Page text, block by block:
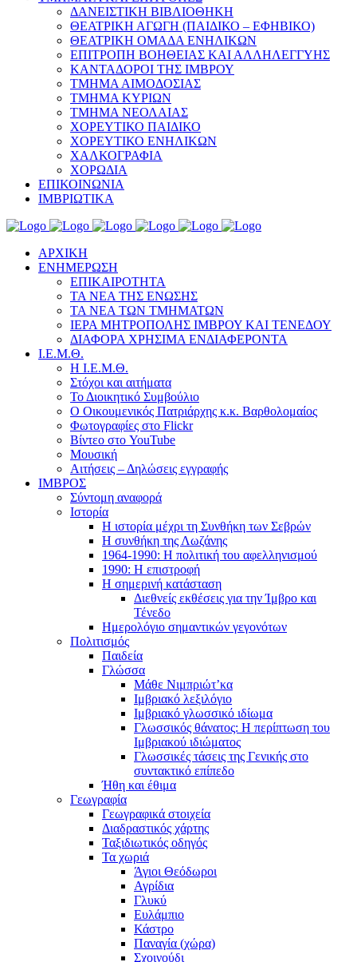
ΔΑΝΕΙΣΤΙΚΗ ΒΙΒΛΙΟΘΗΚΗ
ΘΕΑΤΡΙΚΗ ΑΓΩΓΗ (ΠΑΙΔΙΚΟ – ΕΦΗΒΙΚΟ)
ΘΕΑΤΡΙΚΗ ΟΜΑΔΑ ΕΝΗΛΙΚΩΝ
ΕΠΙΤΡΟΠΗ ΒΟΗΘΕΙΑΣ ΚΑΙ ΑΛΛΗΛΕΓΓΥΗΣ
ΚΑΝΤΑΔΟΡΟΙ ΤΗΣ ΙΜΒΡΟΥ
ΤΜΗΜΑ ΑΙΜΟΔΟΣΙΑΣ
ΤΜΗΜΑ ΚΥΡΙΩΝ
ΤΜΗΜΑ ΝΕΟΛΑΙΑΣ
ΧΟΡΕΥΤΙΚΟ ΠΑΙΔΙΚΟ
ΧΟΡΕΥΤΙΚΟ ΕΝΗΛΙΚΩΝ
ΧΑΛΚΟΓΡΑΦΙΑ
ΧΟΡΩΔΙΑ
ΕΠΙΚΟΙΝΩΝΙΑ
ΙΜΒΡΙΩΤΙΚΑ
ΑΡΧΙΚΗ
ΕΝΗΜΕΡΩΣΗ
ΕΠΙΚΑΙΡΟΤΗΤΑ
ΤΑ ΝΕΑ ΤΗΣ ΕΝΩΣΗΣ
ΤΑ ΝΕΑ ΤΩΝ ΤΜΗΜΑΤΩΝ
ΙΕΡΑ ΜΗΤΡΟΠΟΛΗΣ ΙΜΒΡΟΥ ΚΑΙ ΤΕΝΕΔΟΥ
ΔΙΑΦΟΡΑ ΧΡΗΣΙΜΑ ΕΝΔΙΑΦΕΡΟΝΤΑ
Ι.Ε.Μ.Θ.
Η Ι.Ε.Μ.Θ.
Στόχοι και αιτήματα
Το Διοικητικό Συμβούλιο
Ο Οικουμενικός Πατριάρχης κ.κ. Βαρθολομαίος
Φωτογραφίες στο Flickr
Βίντεο στο YouTube
Μουσική
Αιτήσεις – Δηλώσεις εγγραφής
ΙΜΒΡΟΣ
Σύντομη αναφορά
Ιστορία
Η ιστορία μέχρι τη Συνθήκη των Σεβρών
Η συνθήκη της Λωζάνης
1964-1990: Η πολιτική του αφελληνισμού
1990: Η επιστροφή
Η σημερινή κατάσταση
Διεθνείς εκθέσεις για την Ίμβρο και
Τένεδο
Ημερολόγιο σημαντικών γεγονότων
Πολιτισμός
Παιδεία
Γλώσσα
Μάθε Νιμπριώτ’κα
Ιμβριακό λεξιλόγιο
Ιμβριακό γλωσσικό ιδίωμα
Γλωσσικός θάνατος: Η περίπτωση του
Ιμβριακού ιδιώματος
Γλωσσικές τάσεις της Γενικής στο
συντακτικό επίπεδο
Ήθη και έθιμα
Γεωγραφία
Γεωγραφικά στοιχεία
Διαδραστικός χάρτης
Ταξιδιωτικός οδηγός
Τα χωριά
Άγιοι Θεόδωροι
Αγρίδια
Γλυκύ
Ευλάμπιο
Κάστρο
Παναγία (χώρα)
Σχοινούδι